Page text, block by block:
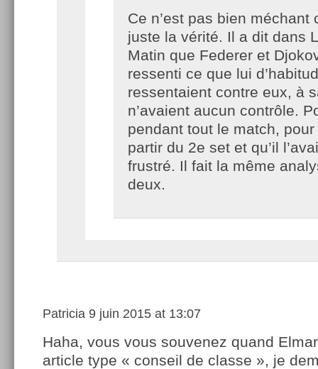
Ce n’est pas bien méchant
juste la vérité. Il a dit dans
Matin que Federer et
ressenti ce que lui
ressentaient contre eux, à
n’avaient aucun contrôle.
pendant tout le match,
partir du 2e set et qu’il
frustré. Il fait la même
deux.
Patricia 9 juin 2015 at 13:07
Haha, vous vous souvenez quand
article type « conseil de classe », je